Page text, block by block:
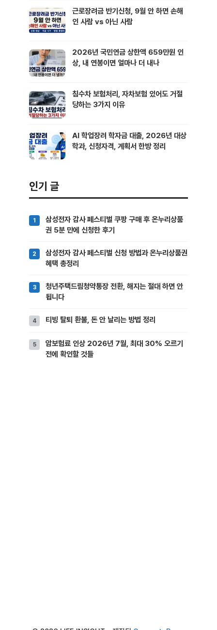
근로장려금 반기신청, 9월 안 하면 손해
인 사람 vs 아닌 사람
2026년 국민연금 상한액 659만원 인
상, 내 연봉이면 얼마나 더 내나
침수차 보험처리, 자차보험 있어도 거절
당하는 3가지 이유
AI 학업장려 학자금 대출, 2026년 대상
학과, 신청자격, 계획서 한방 정리
인기 글
삼성전자 감사 페스티벌 쿠팡 구매 후 온누리상품
권 5분 만에 신청한 후기
삼성전자 감사 페스티벌 신청 방법과 온누리상품권
혜택 총정리
청년주택드림청약통장 전환, 해지는 절대 하면 안
됩니다
티빙 탈퇴 환불, 돈 안 날리는 방법 정리
암보험료 인상 2026년 7월, 최대 30% 오르기
전에 확인할 것들